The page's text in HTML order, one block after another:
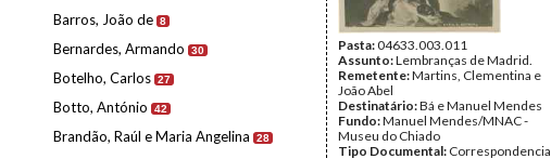
Barros, João de 8
Bernardes, Armando 30
Botelho, Carlos 27
Botto, António 42
Brandão, Raúl e Maria Angelina 28
Pasta:04633.003.011
Assunto:Lembranças de Madrid.
Remetente:Martins, Clementina e
João Abel
Destinatário:Bá e Manuel Mendes
Fundo:Manuel Mendes/MNAC -
Museu do Chiado
Tipo Documental: Correspondencia